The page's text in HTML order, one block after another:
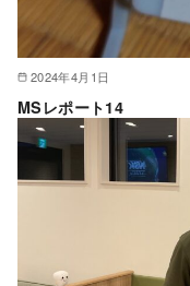
2024年4月1日
MSレポート14